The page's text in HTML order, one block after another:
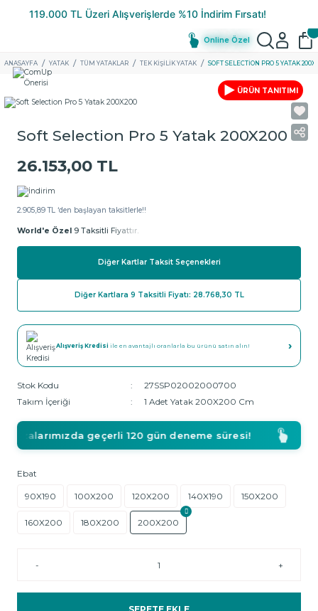
Online Özel
ANASAYFA YATAK TÜM YATAKLAR TEK KIŞILIK YATAK SOFT SELECTION PRO 5 YATAK
ÜRÜN TANITIMI
Soft Selection Pro 5 Yatak 200X200
26.153,00 TL
2.905,89 TL ‘den başlayan taksitlerle!!
World'e Özel 9 Taksitli Fiyattır.
Diğer Kartlar Taksit Seçenekleri
Diğer Kartlara 9 Taksitli Fiyatı: 28.768,30 TL
Alışveriş Kredisi ile en avantajlı oranlarla bu ürünü satın alın! ›
Stok Kodu
27SSP02002000700
Takım İçeriği
1 Adet Yatak 200X200 Cm
geçerli 120 gün deneme süresi!
Ebat
90X190 100X200 120X200 140X190 150X200
160X200 180X200 200X200
- +
SEPETE EKLE